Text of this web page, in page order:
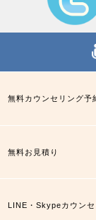
無料カウンセリング予
無料お見積り
LINE・Skypeカウン